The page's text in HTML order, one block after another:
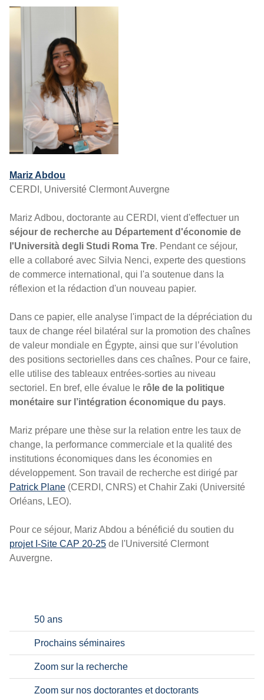
Mariz Abdou
CERDI, Université Clermont Auvergne
Mariz Adbou, doctorante au CERDI, vient d'effectuer un
séjour de recherche au Département d'économie de
l'Università degli Studi Roma Tre. Pendant ce séjour,
elle a collaboré avec Silvia Nenci, experte des questions
de commerce international, qui l'a soutenue dans la
réflexion et la rédaction d'un nouveau papier.
Dans ce papier, elle analyse l'impact de la dépréciation du
taux de change réel bilatéral sur la promotion des chaînes
de valeur mondiale en Égypte, ainsi que sur l’évolution
des positions sectorielles dans ces chaînes. Pour ce faire,
elle utilise des tableaux entrées-sorties au niveau
sectoriel. En bref, elle évalue le rôle de la politique
monétaire sur l’intégration économique du pays.
Mariz prépare une thèse sur la relation entre les taux de
change, la performance commerciale et la qualité des
institutions économiques dans les économies en
développement. Son travail de recherche est dirigé par
Patrick Plane (CERDI, CNRS) et Chahir Zaki (Université
Orléans, LEO).
Pour ce séjour, Mariz Abdou a bénéficié du soutien du
projet I-Site CAP 20-25 de l'Université Clermont
Auvergne.
50 ans
Prochains séminaires
Zoom sur la recherche
Zoom sur nos doctorantes et doctorants